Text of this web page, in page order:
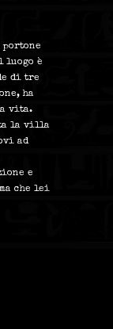
luogo è
di tre
ha
vita.
la villa
ad
e
che lei